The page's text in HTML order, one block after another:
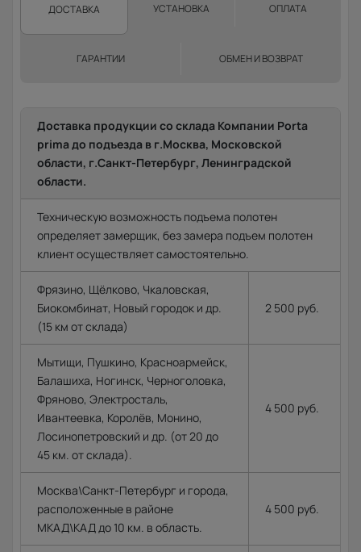
ДОСТАВКА УСТАНОВКА ОПЛАТА
ГАРАНТИИ ОБМЕН И ВОЗВРАТ
Доставка продукции со склада Компании Porta
prima до подъезда в г.Москва, Московской
области, г.Санкт-Петербург, Ленинградской
области.
Техническую возможность подъема полотен
определяет замерщик, без замера подъем полотен
клиент осуществляет самостоятельно.
Фрязино, Щёлково, Чкаловская,
Биокомбинат, Новый городок и др.
(15 км от склада)
2 500 руб.
Мытищи, Пушкино, Красноармейск,
Балашиха, Ногинск, Черноголовка,
Фряново, Электросталь,
Ивантеевка, Королёв, Монино,
Лосинопетровский и др. (от 20 до
45 км. от склада).
4 500 руб.
Москва\Санкт-Петербург и города,
расположенные в районе
МКАД\КАД до 10 км. в область.
4 500 руб.